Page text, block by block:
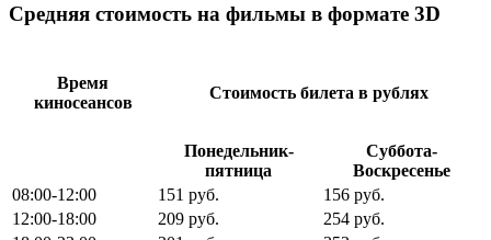
Средняя стоимость на фильмы в формате 3D
Время
киносеансов
Стоимость билета в рублях
Понедельник-
пятница
Суббота-
Воскресенье
08:00-12:00
151 руб.
156 руб.
12:00-18:00
209 руб.
254 руб.